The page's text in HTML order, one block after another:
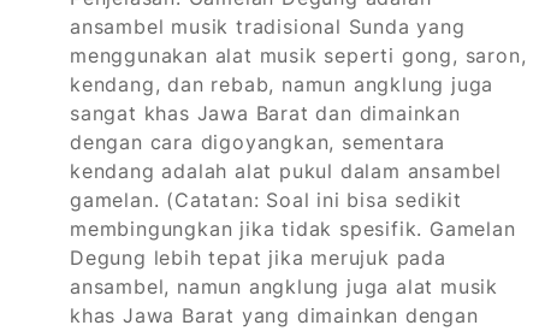
ansambel musik tradisional Sunda yang
menggunakan alat musik seperti gong, saron,
kendang, dan rebab, namun angklung juga
sangat khas Jawa Barat dan dimainkan
dengan cara digoyangkan, sementara
kendang adalah alat pukul dalam ansambel
gamelan. (Catatan: Soal ini bisa sedikit
membingungkan jika tidak spesifik. Gamelan
Degung lebih tepat jika merujuk pada
ansambel, namun angklung juga alat musik
khas Jawa Barat yang dimainkan dengan